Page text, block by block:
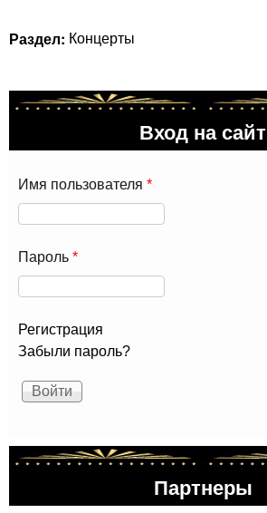
Раздел: Концерты
Вход на сайт
Имя пользователя *
Пароль *
Регистрация
Забыли пароль?
Партнеры